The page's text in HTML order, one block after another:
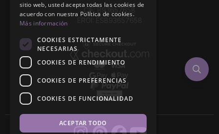
CIF: B93657658
sitio web, usted acepta todas las cookies de
acuerdo con nuestra Política de cookies.
Más información
COOKIES ESTRICTAMENTE
NECESARIAS
COOKIES DE RENDIMIENTO
COOKIES DE PREFERENCIAS
COOKIES DE FUNCIONALIDAD
ACEPTAR TODO